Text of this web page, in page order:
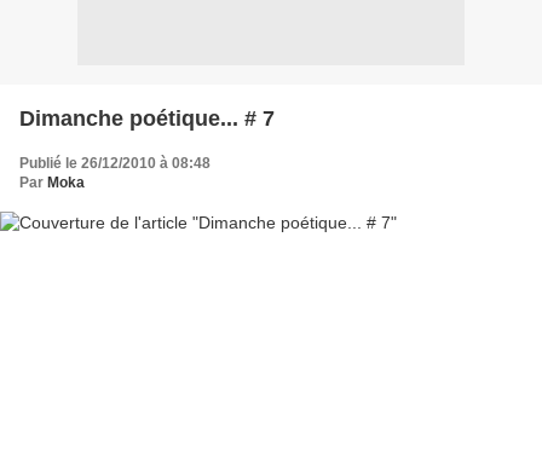
Dimanche poétique... # 7
Publié le 26/12/2010 à 08:48
Par Moka